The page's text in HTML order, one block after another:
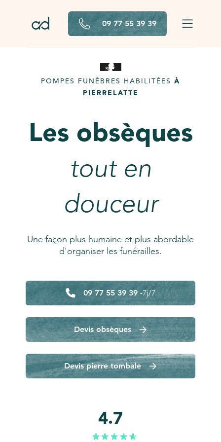
09 77 55 39 39
POMPES FUNÈBRES HABILITÉES À
PIERRELATTE
Les obsèques
tout en
douceur
Une façon plus humaine et plus abordable
d'organiser les funérailles.
09 77 55 39 39 -7j/7
Devis obsèques
Devis pierre tombale
4.7